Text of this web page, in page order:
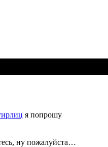
я попрошу
ну пожалуйста…